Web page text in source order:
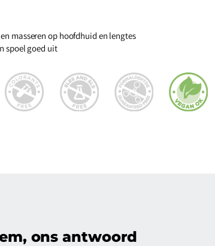
masseren op hoofdhuid en lengtes
spoel goed uit
ons antwoord